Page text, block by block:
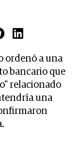
ordenó a una
bancario que
relacionado
una